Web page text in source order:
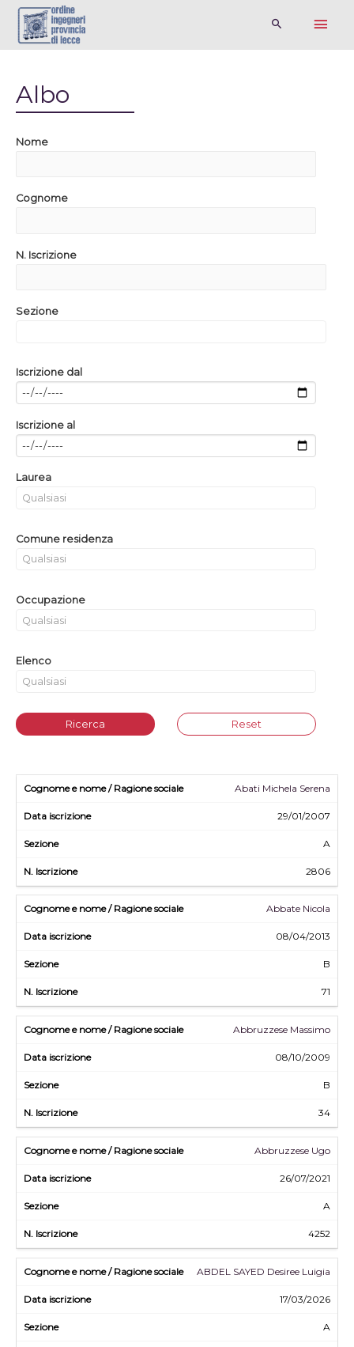
Albo
Nome
Cognome
N. Iscrizione
Sezione
Iscrizione dal
Iscrizione al
Laurea
Comune residenza
Occupazione
Elenco
Ricerca Reset
Abati Michela Serena
29/01/2007
A
2806
Abbate Nicola
08/04/2013
B
71
Abbruzzese Massimo
08/10/2009
B
34
Abbruzzese Ugo
26/07/2021
A
4252
ABDEL SAYED Desiree Luigia
17/03/2026
A